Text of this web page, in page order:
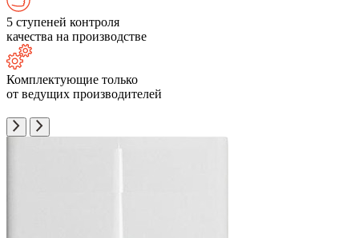
5 ступеней контроля
качества на производстве
Комплектующие только
от ведущих производителей